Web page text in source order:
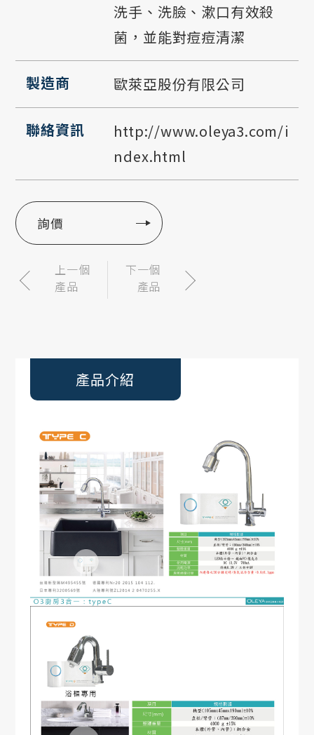
洗手、洗臉、漱口有效殺
菌，並能對痘痘清潔
製造商 歐萊亞股份有限公司
聯絡資訊
http://www.oleya3.com/i
ndex.html
詢價
上一個
產品
下一個
產品
產品介紹